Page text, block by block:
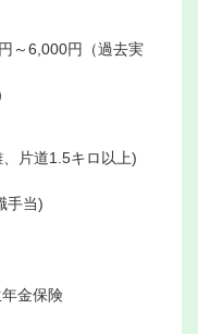
～6,000円（過去実
片道1.5キロ以上)
手当)
金保険